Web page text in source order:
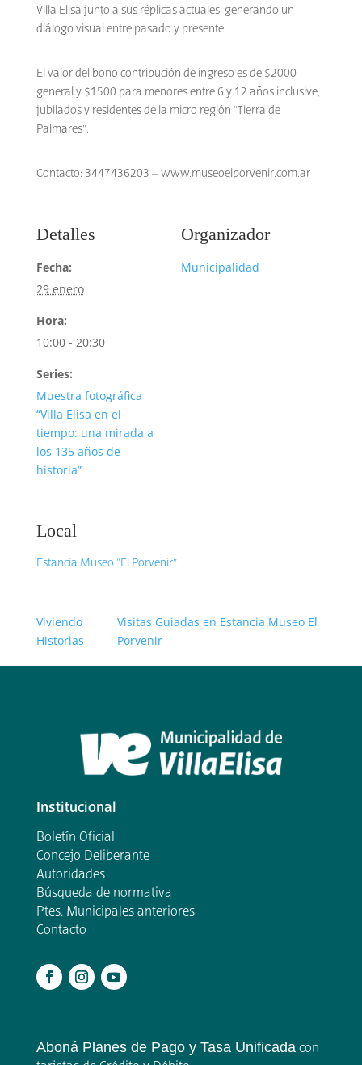
Villa Elisa junto a sus réplicas actuales, generando un
diálogo visual entre pasado y presente.
El valor del bono contribución de ingreso es de $2000
general y $1500 para menores entre 6 y 12 años inclusive,
jubilados y residentes de la micro región “Tierra de
Palmares”.
Contacto: 3447436203 – www.museoelporvenir.com.ar
Detalles
Fecha:
29 enero
Hora:
10:00 - 20:30
Series:
Muestra fotográfica
“Villa Elisa en el
tiempo: una mirada a
los 135 años de
historia”
Organizador
Municipalidad
Local
Estancia Museo “El Porvenir”
Viviendo
Historias
Visitas Guiadas en Estancia Museo El
Porvenir
Institucional
Boletín Oficial
Concejo Deliberante
Autoridades
Búsqueda de normativa
Ptes. Municipales anteriores
Contacto
Aboná Planes de Pago y Tasa Unificadacon